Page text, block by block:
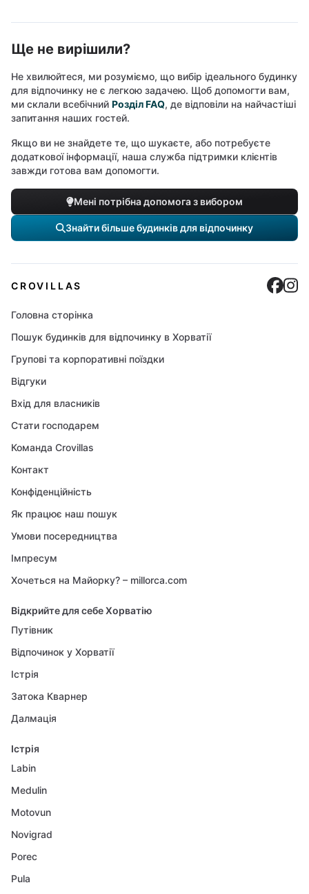
Ще не вирішили?
Не хвилюйтеся, ми розуміємо, що вибір ідеального будинку
для відпочинку не є легкою задачею. Щоб допомогти вам,
ми склали всебічний Розділ FAQ, де відповіли на найчастіші
запитання наших гостей.
Якщо ви не знайдете те, що шукаєте, або потребуєте
додаткової інформації, наша служба підтримки клієнтів
завжди готова вам допомогти.
Мені потрібна допомога з вибором
Знайти більше будинків для відпочинку
CROVILLAS
Головна сторінка
Пошук будинків для відпочинку в Хорватії
Групові та корпоративні поїздки
Відгуки
Вхід для власників
Стати господарем
Команда Crovillas
Контакт
Конфіденційність
Як працює наш пошук
Умови посередництва
Імпресум
Хочеться на Майорку? – millorca.com
Відкрийте для себе Хорватію
Путівник
Відпочинок у Хорватії
Істрія
Затока Кварнер
Далмація
Істрія
Labin
Medulin
Motovun
Novigrad
Porec
Pula